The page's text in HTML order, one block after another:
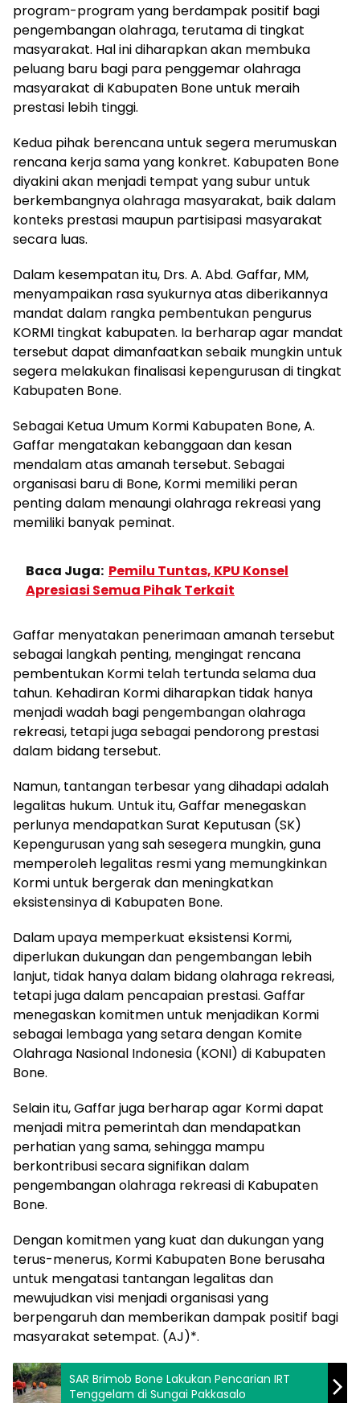
program-program yang berdampak positif bagi
pengembangan olahraga, terutama di tingkat
masyarakat. Hal ini diharapkan akan membuka
peluang baru bagi para penggemar olahraga
masyarakat di Kabupaten Bone untuk meraih
prestasi lebih tinggi.
Kedua pihak berencana untuk segera merumuskan
rencana kerja sama yang konkret. Kabupaten Bone
diyakini akan menjadi tempat yang subur untuk
berkembangnya olahraga masyarakat, baik dalam
konteks prestasi maupun partisipasi masyarakat
secara luas.
Dalam kesempatan itu, Drs. A. Abd. Gaffar, MM,
menyampaikan rasa syukurnya atas diberikannya
mandat dalam rangka pembentukan pengurus
KORMI tingkat kabupaten. Ia berharap agar mandat
tersebut dapat dimanfaatkan sebaik mungkin untuk
segera melakukan finalisasi kepengurusan di tingkat
Kabupaten Bone.
Sebagai Ketua Umum Kormi Kabupaten Bone, A.
Gaffar mengatakan kebanggaan dan kesan
mendalam atas amanah tersebut. Sebagai
organisasi baru di Bone, Kormi memiliki peran
penting dalam menaungi olahraga rekreasi yang
memiliki banyak peminat.
Baca Juga: Pemilu Tuntas, KPU Konsel
Apresiasi Semua Pihak Terkait
Gaffar menyatakan penerimaan amanah tersebut
sebagai langkah penting, mengingat rencana
pembentukan Kormi telah tertunda selama dua
tahun. Kehadiran Kormi diharapkan tidak hanya
menjadi wadah bagi pengembangan olahraga
rekreasi, tetapi juga sebagai pendorong prestasi
dalam bidang tersebut.
Namun, tantangan terbesar yang dihadapi adalah
legalitas hukum. Untuk itu, Gaffar menegaskan
perlunya mendapatkan Surat Keputusan (SK)
Kepengurusan yang sah sesegera mungkin, guna
memperoleh legalitas resmi yang memungkinkan
Kormi untuk bergerak dan meningkatkan
eksistensinya di Kabupaten Bone.
Dalam upaya memperkuat eksistensi Kormi,
diperlukan dukungan dan pengembangan lebih
lanjut, tidak hanya dalam bidang olahraga rekreasi,
tetapi juga dalam pencapaian prestasi. Gaffar
menegaskan komitmen untuk menjadikan Kormi
sebagai lembaga yang setara dengan Komite
Olahraga Nasional Indonesia (KONI) di Kabupaten
Bone.
Selain itu, Gaffar juga berharap agar Kormi dapat
menjadi mitra pemerintah dan mendapatkan
perhatian yang sama, sehingga mampu
berkontribusi secara signifikan dalam
pengembangan olahraga rekreasi di Kabupaten
Bone.
Dengan komitmen yang kuat dan dukungan yang
terus-menerus, Kormi Kabupaten Bone berusaha
untuk mengatasi tantangan legalitas dan
mewujudkan visi menjadi organisasi yang
berpengaruh dan memberikan dampak positif bagi
masyarakat setempat. (AJ)*.
SAR Brimob Bone Lakukan Pencarian IRT
Tenggelam di Sungai Pakkasalo